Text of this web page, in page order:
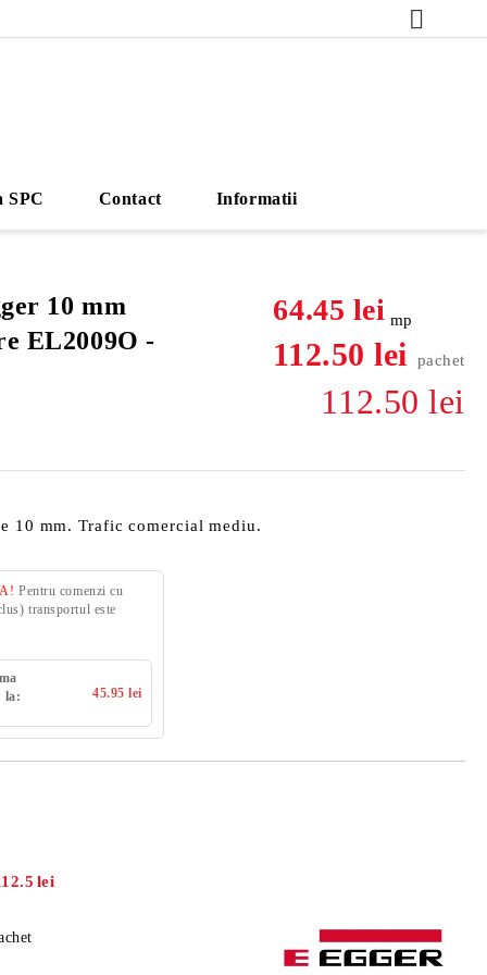
SPC Contact Informatii
10 mm
EL2009O -
64.45 lei mp
112.50 lei pachet
112.50 lei
10 mm. Trafic comercial mediu.
Pentru comenzi cu
transportul este
la:
45.95 lei
lei